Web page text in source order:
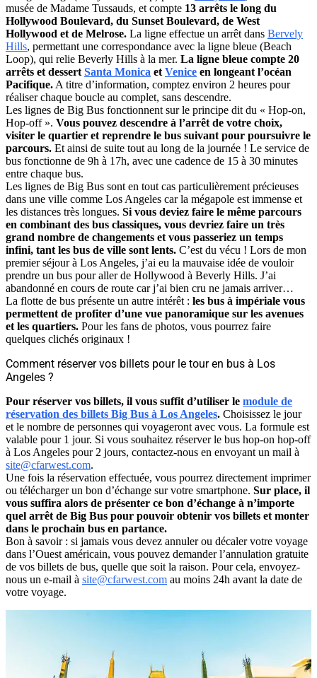
musée de Madame Tussauds, et compte 13 arrêts le long du
Hollywood Boulevard, du Sunset Boulevard, de West
Hollywood et de Melrose. La ligne effectue un arrêt dans Bervely
Hills, permettant une correspondance avec la ligne bleue (Beach
Loop), qui relie Beverly Hills à la mer. La ligne bleue compte 20
arrêts et dessert Santa Monica et Venice en longeant l’océan
Pacifique. A titre d’information, comptez environ 2 heures pour
réaliser chaque boucle au complet, sans descendre.
Les lignes de Big Bus fonctionnent sur le principe dit du « Hop-on,
Hop-off ». Vous pouvez descendre à l’arrêt de votre choix,
visiter le quartier et reprendre le bus suivant pour poursuivre le
parcours. Et ainsi de suite tout au long de la journée ! Le service de
bus fonctionne de 9h à 17h, avec une cadence de 15 à 30 minutes
entre chaque bus.
Les lignes de Big Bus sont en tout cas particulièrement précieuses
dans une ville comme Los Angeles car la mégapole est immense et
les distances très longues. Si vous deviez faire le même parcours
en combinant des bus classiques, vous devriez faire un très
grand nombre de changements et vous passeriez un temps
infini, tant les bus de ville sont lents. C’est du vécu ! Lors de mon
premier séjour à Los Angeles, j’ai eu la mauvaise idée de vouloir
prendre un bus pour aller de Hollywood à Beverly Hills. J’ai
abandonné en cours de route car j’ai bien cru ne jamais arriver…
La flotte de bus présente un autre intérêt : les bus à impériale vous
permettent de profiter d’une vue panoramique sur les avenues
et les quartiers. Pour les fans de photos, vous pourrez faire
quelques clichés originaux !
Comment réserver vos billets pour le tour en bus à Los
Angeles ?
Pour réserver vos billets, il vous suffit d’utiliser le module de
réservation des billets Big Bus à Los Angeles. Choisissez le jour
et le nombre de personnes qui voyageront avec vous. La formule est
valable pour 1 jour. Si vous souhaitez réserver le bus hop-on hop-off
à Los Angeles pour 2 jours, contactez-nous en envoyant un mail à
site@cfarwest.com.
Une fois la réservation effectuée, vous pourrez directement imprimer
ou télécharger un bon d’échange sur votre smartphone. Sur place, il
vous suffira alors de présenter ce bon d’échange à n’importe
quel arrêt de Big Bus pour pouvoir obtenir vos billets et monter
dans le prochain bus en partance.
Bon à savoir : si jamais vous devez annuler ou décaler votre voyage
dans l’Ouest américain, vous pouvez demander l’annulation gratuite
de vos billets de bus, quelle que soit la raison. Pour cela, envoyez-
nous un e-mail à site@cfarwest.com au moins 24h avant la date de
votre voyage.